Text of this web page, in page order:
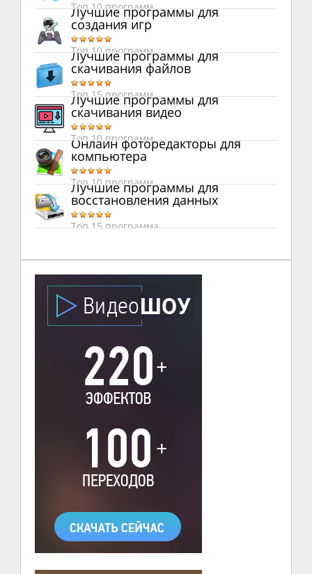
Топ 10 программ
Лучшие программы для
создания игр
Топ 10 программ
Лучшие программы для
скачивания файлов
Топ 15 программ
Лучшие программы для
скачивания видео
Топ 10 программ
Онлайн фоторедакторы для
компьютера
Топ 10 программ
Лучшие программы для
восстановления данных
Топ 15 программа